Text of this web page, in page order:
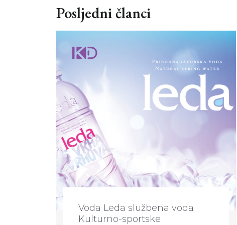
Posljedni članci
Voda Leda službena voda
Kulturno-sportske